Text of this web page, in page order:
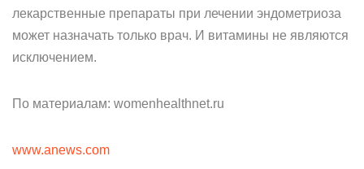
лекарственные препараты при лечении эндометриоза
может назначать только врач. И витамины не являются
исключением.
По материалам: womenhealthnet.ru
www.anews.com